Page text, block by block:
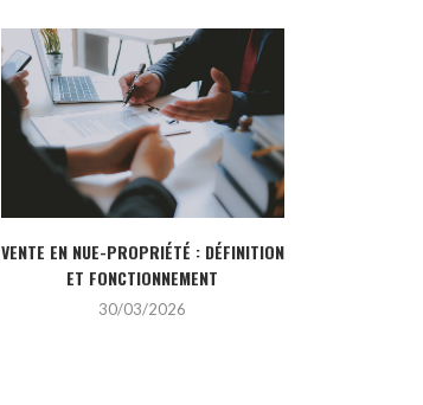
VENTE EN NUE-PROPRIÉTÉ : DÉFINITION
ET FONCTIONNEMENT
30/03/2026